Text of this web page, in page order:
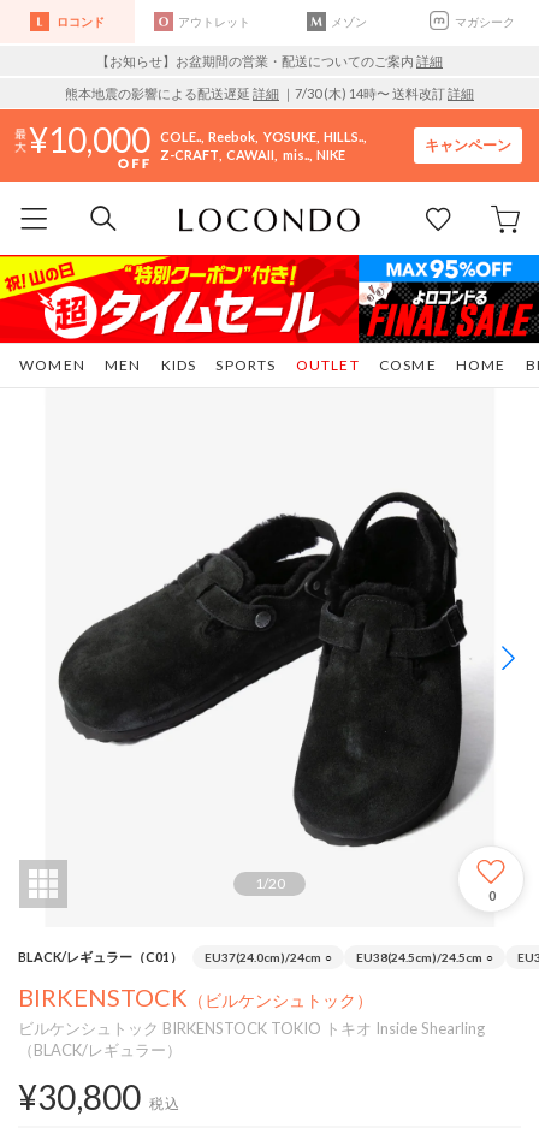
ロコンド アウトレット メゾン マガシーク
【お知らせ】お盆期間の営業・配送についてのご案内 詳細
熊本地震の影響による配送遅延 詳細 ｜7/30 (木) 14時〜 送料改訂詳細
10,000 COLE.. Reebok YOSUKE HILLS..
Z-CRAFT CAWAII mis.. NIKE
キャンペーン
WOMEN MEN KIDS SPORTS COSME HOME
OUTLET
1/20
0
BLACK/レギュラー（C01） EU37(24.0cm)/24cm ○ EU38(24.5cm)/24.5cm ○
BIRKENSTOCK （ビルケンシュトック）
ビルケンシュトック BIRKENSTOCK TOKIO トキオ Inside Shearling
（BLACK/レギュラー）
¥30,800 税込